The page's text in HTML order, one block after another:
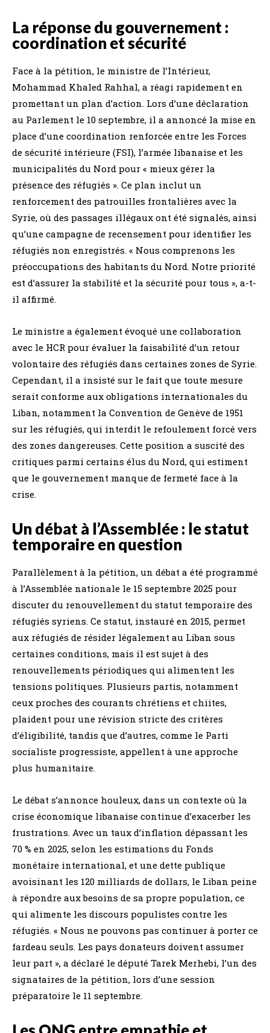
La réponse du gouvernement :
coordination et sécurité
Face à la pétition, le ministre de l’Intérieur,
Mohammad Khaled Rahhal, a réagi rapidement en
promettant un plan d’action. Lors d’une déclaration
au Parlement le 10 septembre, il a annoncé la mise en
place d’une coordination renforcée entre les Forces
de sécurité intérieure (FSI), l’armée libanaise et les
municipalités du Nord pour « mieux gérer la
présence des réfugiés ». Ce plan inclut un
renforcement des patrouilles frontalières avec la
Syrie, où des passages illégaux ont été signalés, ainsi
qu’une campagne de recensement pour identifier les
réfugiés non enregistrés. « Nous comprenons les
préoccupations des habitants du Nord. Notre priorité
est d’assurer la stabilité et la sécurité pour tous », a-t-
il affirmé.
Le ministre a également évoqué une collaboration
avec le HCR pour évaluer la faisabilité d’un retour
volontaire des réfugiés dans certaines zones de Syrie.
Cependant, il a insisté sur le fait que toute mesure
serait conforme aux obligations internationales du
Liban, notamment la Convention de Genève de 1951
sur les réfugiés, qui interdit le refoulement forcé vers
des zones dangereuses. Cette position a suscité des
critiques parmi certains élus du Nord, qui estiment
que le gouvernement manque de fermeté face à la
crise.
Un débat à l’Assemblée : le statut
temporaire en question
Parallèlement à la pétition, un débat a été programmé
à l’Assemblée nationale le 15 septembre 2025 pour
discuter du renouvellement du statut temporaire des
réfugiés syriens. Ce statut, instauré en 2015, permet
aux réfugiés de résider légalement au Liban sous
certaines conditions, mais il est sujet à des
renouvellements périodiques qui alimentent les
tensions politiques. Plusieurs partis, notamment
ceux proches des courants chrétiens et chiites,
plaident pour une révision stricte des critères
d’éligibilité, tandis que d’autres, comme le Parti
socialiste progressiste, appellent à une approche
plus humanitaire.
Le débat s’annonce houleux, dans un contexte où la
crise économique libanaise continue d’exacerber les
frustrations. Avec un taux d’inflation dépassant les
70 % en 2025, selon les estimations du Fonds
monétaire international, et une dette publique
avoisinant les 120 milliards de dollars, le Liban peine
à répondre aux besoins de sa propre population, ce
qui alimente les discours populistes contre les
réfugiés. « Nous ne pouvons pas continuer à porter ce
fardeau seuls. Les pays donateurs doivent assumer
leur part », a déclaré le député Tarek Merhebi, l’un des
signataires de la pétition, lors d’une session
préparatoire le 11 septembre.